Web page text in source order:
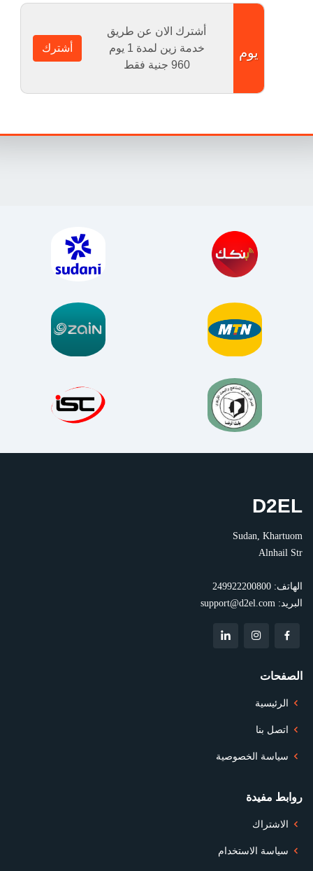
يوم
أشترك الان عن طريق
خدمة زين لمدة 1 يوم
960 جنية فقط
أشترك
D2EL
Sudan, Khartuom
Alnhail Str
الهاتف:
البريد:
الصفحات
الرئيسية
اتصل بنا
سياسة الخصوصية
روابط مفيدة
الاشتراك
سياسة الاستخدام